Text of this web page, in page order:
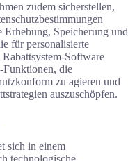
zudem sicherstellen,
Erhebung, Speicherung und
für personalisierte
Software
Funktionen, die
zu agieren und
auszuschöpfen.
sich in einem
technologische